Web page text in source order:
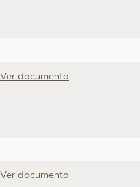
Ver documento
Ver documento